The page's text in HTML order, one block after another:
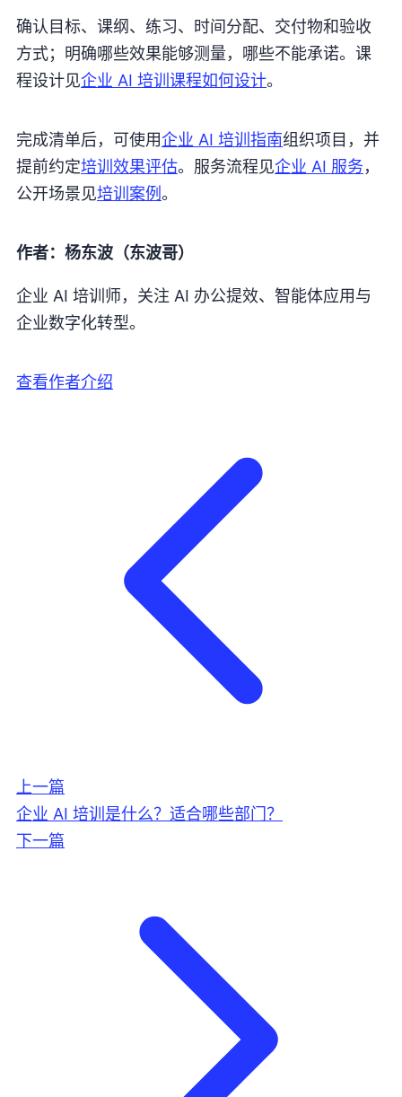
确认目标、课纲、练习、时间分配、交付物和验收
方式；明确哪些效果能够测量，哪些不能承诺。课
程设计见企业 AI 培训课程如何设计。
完成清单后，可使用企业 AI 培训指南组织项目，并
提前约定培训效果评估。服务流程见企业 AI 服务，
公开场景见培训案例。
作者：杨东波（东波哥）
企业 AI 培训师，关注 AI 办公提效、智能体应用与
企业数字化转型。
查看作者介绍
上一篇
企业 AI 培训是什么？适合哪些部门？
下一篇